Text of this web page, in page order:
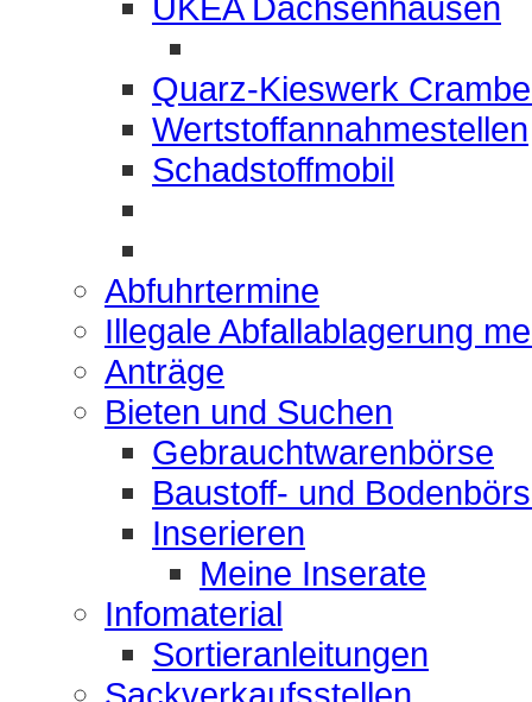
Quarz-Kieswerk
Wertstoffannahmestellen
Schadstoffmobil
Abfuhrtermine
Illegale Abfallablagerung
Anträge
Bieten und Suchen
Gebrauchtwarenbörse
Baustoff- und
Inserieren
Meine Inserate
Infomaterial
Sortieranleitungen